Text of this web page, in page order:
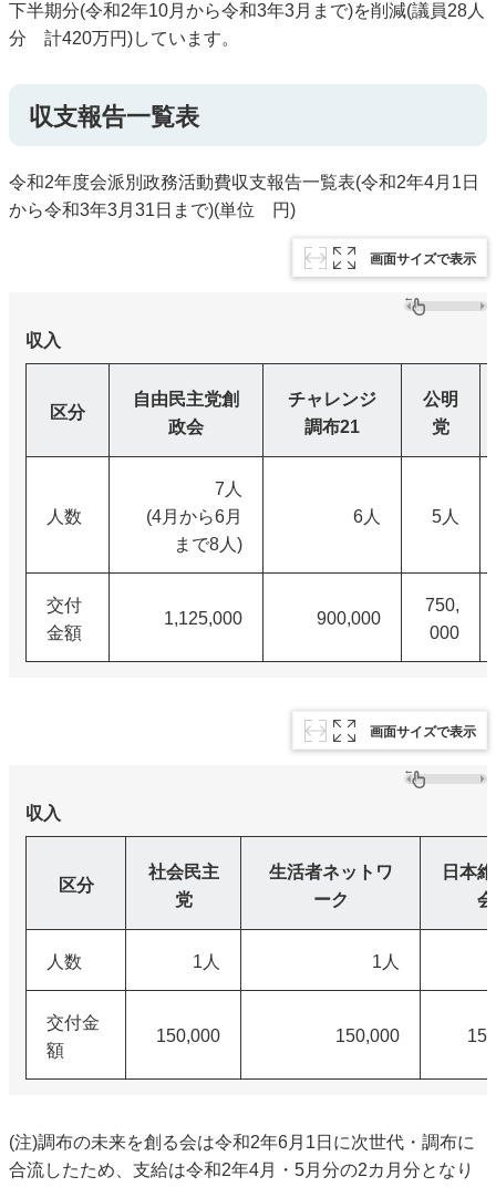
下半期分(令和2年10月から令和3年3月まで)を削減(議員28人
分 計420万円)しています。
収支報告一覧表
令和2年度会派別政務活動費収支報告一覧表(令和2年4月1日
から令和3年3月31日まで)(単位 円)
画面サイズで表示
収入
区分
自由民主党創
政会
チャレンジ
調布21
公明
党
人数
7人
(4月から6月
まで8人)
6人 5人
交付
金額
1,125,000 900,000
750,
000
画面サイズで表示
収入
区分
社会民主
党
生活者ネットワ
ーク
日本
会
人数 1人 1人
交付金
額
150,000 150,000
(注)調布の未来を創る会は令和2年6月1日に次世代・調布に
合流したため、支給は令和2年4月・5月分の2カ月分となり